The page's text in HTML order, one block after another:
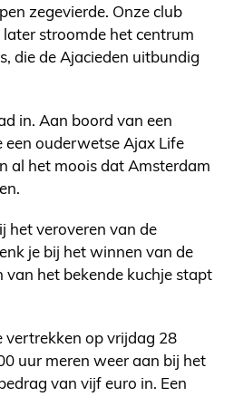
zegevierde. Onze club
stroomde het centrum
die de Ajacieden uitbundig
in. Aan boord van een
een ouderwetse Ajax Life
al het moois dat Amsterdam
het veroveren van de
je bij het winnen van de
van het bekende kuchje stapt
vertrekken op vrijdag 28
uur meren weer aan bij het
van vijf euro in. Een